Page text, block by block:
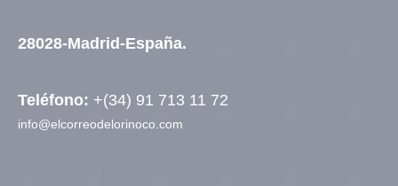
28028-Madrid-España.
Teléfono: +(34) 91 713 11 72
info@elcorreodelorinoco.com